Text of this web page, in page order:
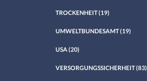
TROCKENHEIT(19)
UMWELTBUNDESAMT(19)
USA (20)
VERSORGUNGSSICHERHEIT(83)